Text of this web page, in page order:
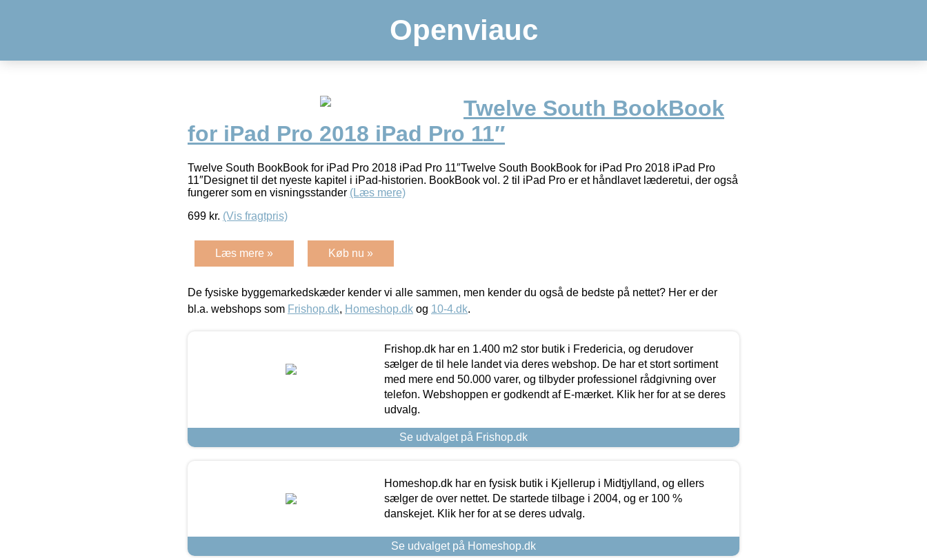
Openviauc
Twelve South BookBook
for iPad Pro 2018 iPad Pro 11″
Twelve South BookBook for iPad Pro 2018 iPad Pro 11″Twelve South BookBook for iPad Pro 2018 iPad Pro
11″Designet til det nyeste kapitel i iPad-historien. BookBook vol. 2 til iPad Pro er et håndlavet læderetui, der også
fungerer som en visningsstander (Læs mere)
699 kr. (Vis fragtpris)
Læs mere » Køb nu »
De fysiske byggemarkedskæder kender vi alle sammen, men kender du også de bedste på nettet? Her er der
bl.a. webshops som Frishop.dk, Homeshop.dk og 10-4.dk.
Frishop.dk har en 1.400 m2 stor butik i Fredericia, og derudover
sælger de til hele landet via deres webshop. De har et stort sortiment
med mere end 50.000 varer, og tilbyder professionel rådgivning over
telefon. Webshoppen er godkendt af E-mærket. Klik her for at se deres
udvalg.
Se udvalget på Frishop.dk
Homeshop.dk har en fysisk butik i Kjellerup i Midtjylland, og ellers
sælger de over nettet. De startede tilbage i 2004, og er 100 %
danskejet. Klik her for at se deres udvalg.
Se udvalget på Homeshop.dk